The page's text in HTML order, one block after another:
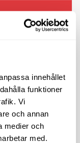
innehållet
funktioner
Vi
och annan
medier och
med.